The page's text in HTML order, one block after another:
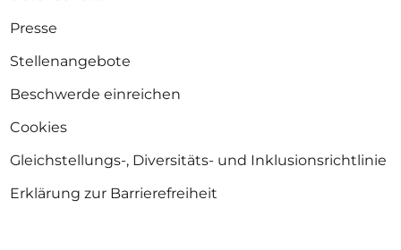
Presse
Stellenangebote
Beschwerde einreichen
Cookies
Gleichstellungs-, Diversitäts- und Inklusionsrichtlinie
Erklärung zur Barrierefreiheit